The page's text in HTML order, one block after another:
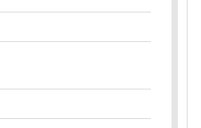
у нашего
магазина
магазинах-